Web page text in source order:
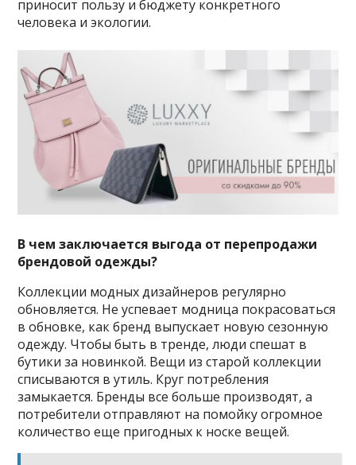
приносит пользу и бюджету конкретного
человека и экологии.
В чем заключается выгода от перепродажи
брендовой одежды?
Коллекции модных дизайнеров регулярно
обновляется. Не успевает модница покрасоваться
в обновке, как бренд выпускает новую сезонную
одежду. Чтобы быть в тренде, люди спешат в
бутики за новинкой. Вещи из старой коллекции
списываются в утиль. Круг потребления
замыкается. Бренды все больше производят, а
потребители отправляют на помойку огромное
количество еще пригодных к носке вещей.